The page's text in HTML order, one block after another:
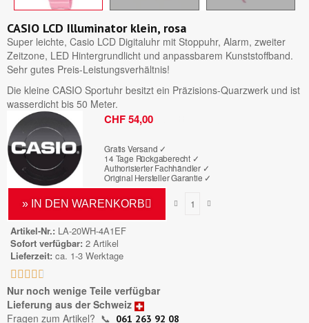
CASIO LCD Illuminator klein, rosa
Super leichte, Casio LCD Digitaluhr mit Stoppuhr, Alarm, zweiter
Zeitzone, LED Hintergrundlicht und anpassbarem Kunststoffband.
Sehr gutes Preis-Leistungsverhältnis!
Die kleine CASIO Sportuhr besitzt ein Präzisions-Quarzwerk und ist
wasserdicht bis 50 Meter.
CHF 54,00
Gratis Versand ✓
14 Tage Rückgaberecht ✓
Authorisierter Fachhändler ✓
Original Hersteller Garantie ✓
» IN DEN WARENKORB
Artikel-Nr. LA-20WH-4A1EF
Sofort verfügbar 2 Artikel
Lieferzeit ca. 1-3 Werktage
    
Nur noch wenige Teile verfügbar
Lieferung aus der Schweiz
Fragen zum Artikel? 📞 061 263 92 08